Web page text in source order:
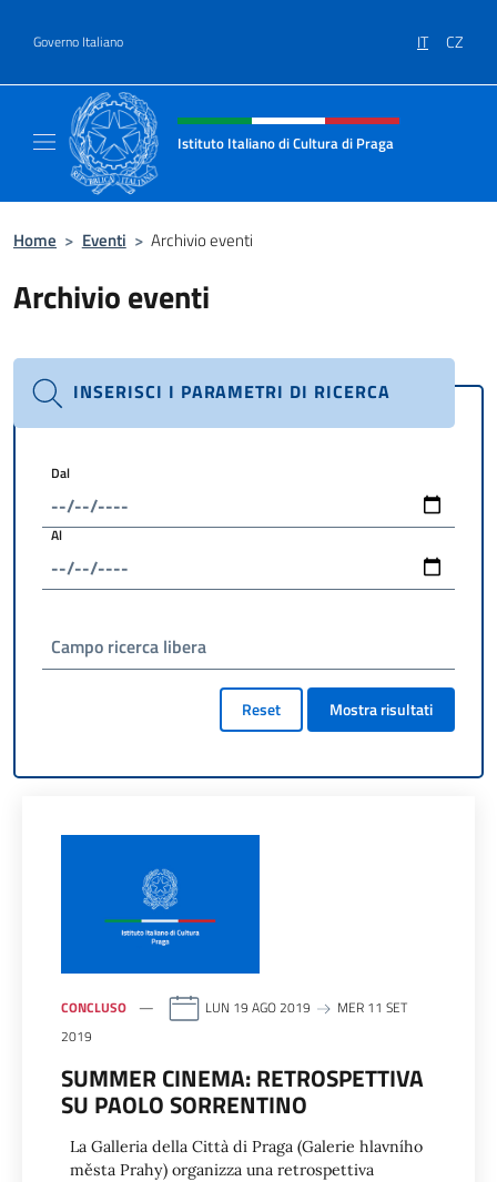
Governo Italiano IT CZ
Intestazione sito, social e menù
Istituto Italiano di Cultura di Praga
Home > Eventi > Archivio eventi
Archivio eventi
INSERISCI I PARAMETRI DI RICERCA
Dal
Al
Campo ricerca libera
Reset Mostra risultati
CONCLUSO LUN 19 AGO 2019
MER 11 SET
2019
SUMMER CINEMA: RETROSPETTIVA
SU PAOLO SORRENTINO
La Galleria della Città di Praga (Galerie hlavního
města Prahy) organizza una retrospettiva